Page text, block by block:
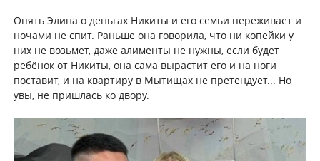
Опять Элина о деньгах Никиты и его семьи переживает и
ночами не спит. Раньше она говорила, что ни копейки у
них не возьмет, даже алименты не нужны, если будет
ребёнок от Никиты, она сама вырастит его и на ноги
поставит, и на квартиру в Мытищах не претендует... Но
увы, не пришлась ко двору.